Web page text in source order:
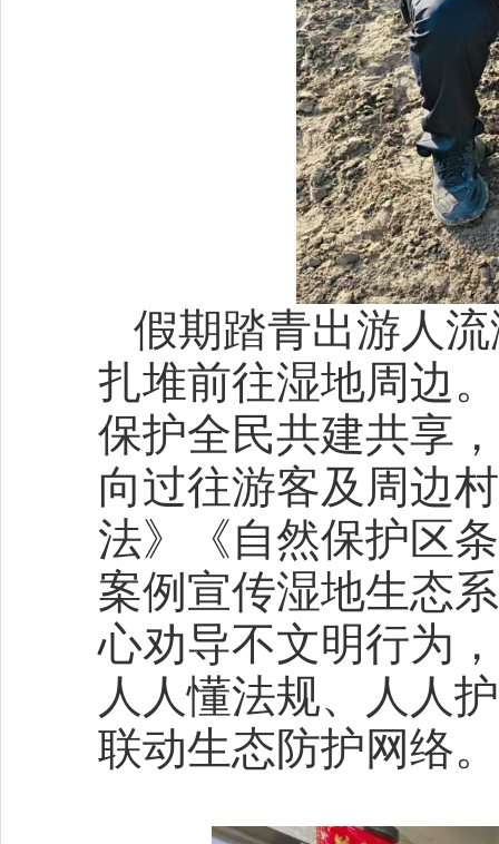
假期踏青出游人
扎堆前往湿地周边
保护全民共建共享
向过往游客及周边
法》《自然保护区
案例宣传湿地生态
心劝导不文明行为
人人懂法规、人人
联动生态防护网络。